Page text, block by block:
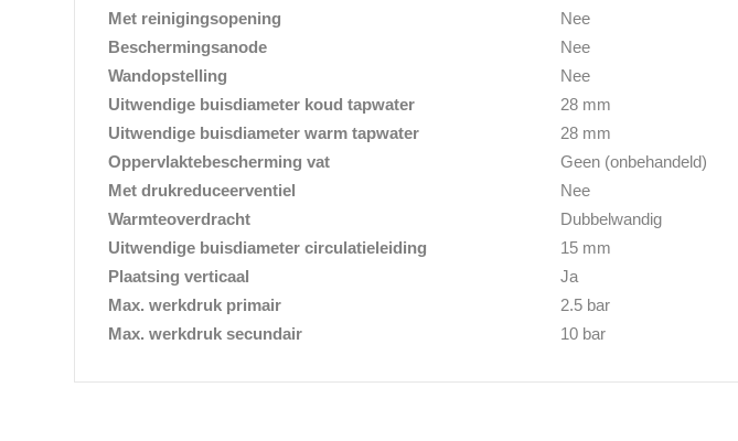
Met reinigingsopening
Nee
Beschermingsanode
Nee
Wandopstelling
Nee
Uitwendige buisdiameter koud tapwater
28 mm
Uitwendige buisdiameter warm tapwater
28 mm
Oppervlaktebescherming vat
Geen (onbehandeld)
Met drukreduceerventiel
Nee
Warmteoverdracht
Dubbelwandig
Uitwendige buisdiameter circulatieleiding
15 mm
Plaatsing verticaal
Ja
Max. werkdruk primair
2.5 bar
Max. werkdruk secundair
10 bar